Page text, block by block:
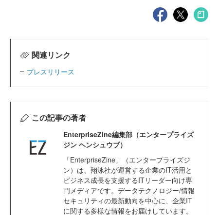
関連リンク
プレスリリース
この記事の著者
EnterpriseZine編集部（エンタープライズ
ジン ヘンシュウブ）
「EnterpriseZine」（エンタープライズジ
ン）は、翔泳社が運営する企業のIT活用と
ビジネス成長を支援するITリーダー向け専
門メディアです。データテクノロジー/情報
セキュリティの最新動向を中心に、企業IT
に関する多様な情報をお届けしています。